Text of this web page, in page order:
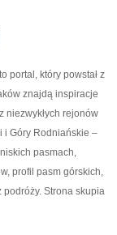
portal, który powstał z
znajdą inspiracje
niezwykłych rejonów
i Góry Rodniańskie –
pasmach,
profil pasm górskich,
Strona skupia